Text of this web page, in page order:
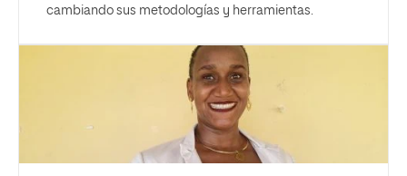
cambiando sus metodologías y herramientas.